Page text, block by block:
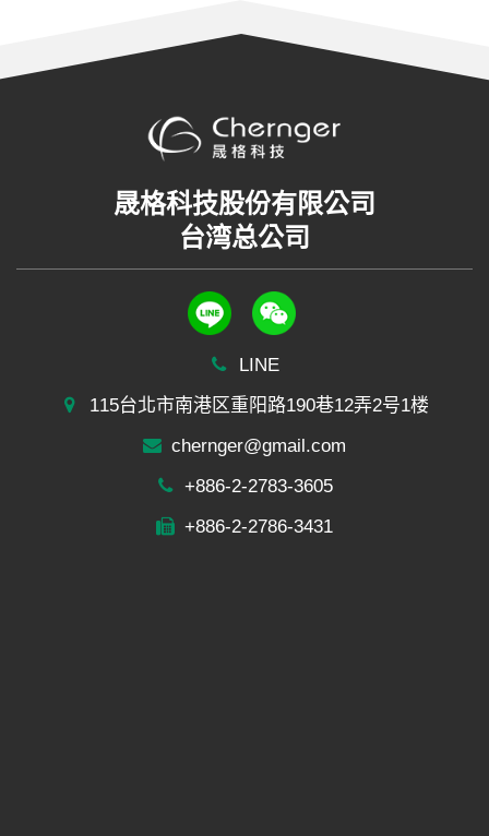
晟格科技股份有限公司
台湾总公司
LINE
115台北市南港区重阳路190巷12弄2号1楼
chernger@gmail.com
+886-2-2783-3605
+886-2-2786-3431